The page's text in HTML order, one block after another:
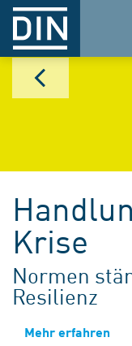
Krise
Normen
Resilienz
Mehr erfahren